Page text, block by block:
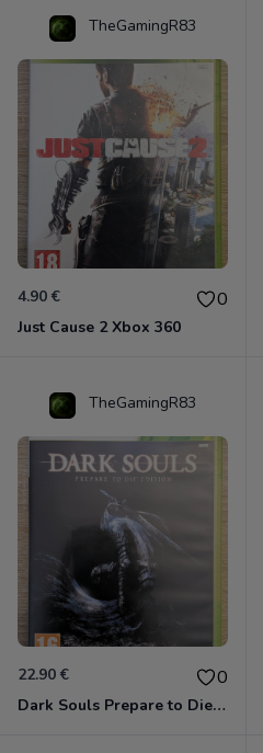
TheGamingR83
4.90 € 0
Just Cause 2 Xbox 360
TheGamingR83
22.90 € 0
Dark Souls Prepare to Die Edition XBOX 360